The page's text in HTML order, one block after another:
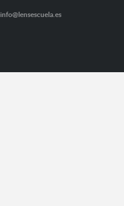
info@lensescuela.es